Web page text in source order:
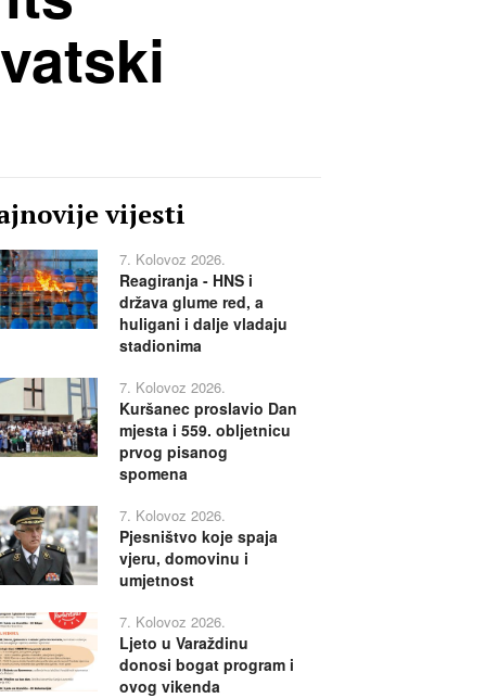
vijesti
7. Kolovoz 2026.
Reagiranja - HNS i
država glume red, a
huligani i dalje vladaju
stadionima
7. Kolovoz 2026.
Kuršanec proslavio Dan
mjesta i 559. obljetnicu
prvog pisanog
spomena
7. Kolovoz 2026.
Pjesništvo koje spaja
vjeru, domovinu i
umjetnost
7. Kolovoz 2026.
Ljeto u Varaždinu
donosi bogat program i
ovog vikenda